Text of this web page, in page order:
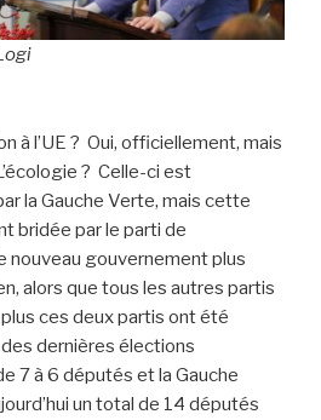
à l’UE ? Oui, officiellement, mais
? Celle-ci est
la Gauche Verte, mais cette
bridée par le parti de
nouveau gouvernement plus
alors que tous les autres partis
ces deux partis ont été
dernières élections
7 à 6 députés et la Gauche
un total de 14 députés